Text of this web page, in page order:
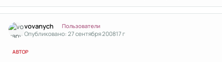
vovanych Пользователи
Опубликовано:27 сентября 200817 г
АВТОР